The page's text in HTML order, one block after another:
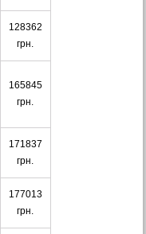
128362
грн.
165845
грн.
171837
грн.
177013
грн.